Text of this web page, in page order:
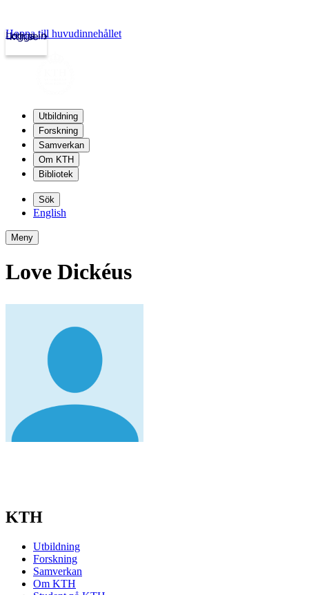
kth.se
Logga in
Hoppa till huvudinnehållet
Utbildning
Forskning
Samverkan
Om KTH
Bibliotek
Sök
English
Meny
Love Dickéus
KTH
Utbildning
Forskning
Samverkan
Om KTH